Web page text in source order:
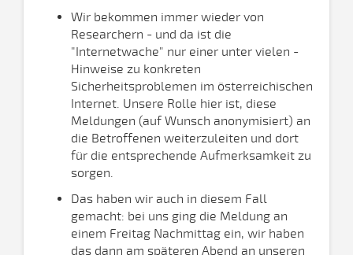
Wir bekommen immer wieder von
Researchern - und da ist die
"Internetwache" nur einer unter vielen -
Hinweise zu konkreten
Sicherheitsproblemen im österreichischen
Internet. Unsere Rolle hier ist, diese
Meldungen (auf Wunsch anonymisiert) an
die Betroffenen weiterzuleiten und dort
für die entsprechende Aufmerksamkeit zu
sorgen.
Das haben wir auch in diesem Fall
gemacht: bei uns ging die Meldung an
einem Freitag Nachmittag ein, wir haben
das dann am späteren Abend an unseren